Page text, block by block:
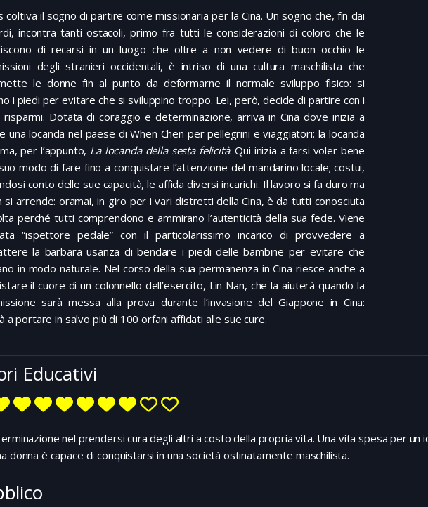
coltiva il sogno di partire come missionaria per la Cina. Un sogno che, fin dai
incontra tanti ostacoli, primo fra tutti le considerazioni di coloro che le
di recarsi in un luogo che oltre a non vedere di buon occhio le
degli stranieri occidentali, è intriso di una cultura maschilista che
le donne fin al punto da deformarne il normale sviluppo fisico: si
i piedi per evitare che si sviluppino troppo. Lei, però, decide di partire con i
Dotata di coraggio e determinazione, arriva in Cina dove inizia a
una locanda nel paese di When Chen per pellegrini e viaggiatori: la locanda
per l’appunto, La locanda della sesta felicità. Qui inizia a farsi voler bene
modo di fare fino a conquistare l’attenzione del mandarino locale; costui,
conto delle sue capacità, le affida diversi incarichi. Il lavoro si fa duro ma
si arrende: oramai, in giro per i vari distretti della Cina, è da tutti conosciuta
perché tutti comprendono e ammirano l’autenticità della sua fede. Viene
“ispettore pedale” con il particolarissimo incarico di provvedere a
la barbara usanza di bendare i piedi delle bambine per evitare che
in modo naturale. Nel corso della sua permanenza in Cina riesce anche a
il cuore di un colonnello dell’esercito, Lin Nan, che la aiuterà quando la
sarà messa alla prova durante l’invasione del Giappone in Cina:
a portare in salvo più di 100 orfani affidati alle sue cure.
Educativi
nel prendersi cura degli altri a costo della propria vita. Una vita spesa per un
donna è capace di conquistarsi in una società ostinatamente maschilista.